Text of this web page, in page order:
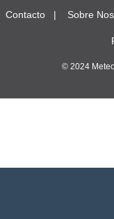
Contacto Sobre
© 2024